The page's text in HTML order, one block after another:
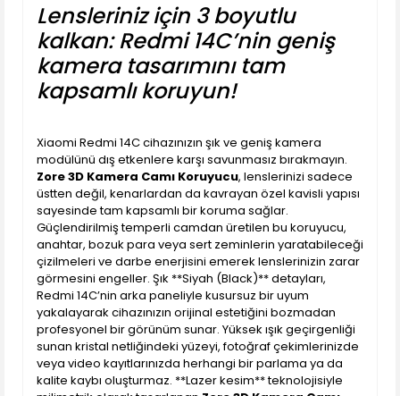
Lensleriniz için 3 boyutlu
kalkan: Redmi 14C’nin geniş
kamera tasarımını tam
kapsamlı koruyun!
Xiaomi Redmi 14C cihazınızın şık ve geniş kamera
modülünü dış etkenlere karşı savunmasız bırakmayın.
Zore 3D Kamera Camı Koruyucu, lenslerinizi sadece
üstten değil, kenarlardan da kavrayan özel kavisli yapısı
sayesinde tam kapsamlı bir koruma sağlar.
Güçlendirilmiş temperli camdan üretilen bu koruyucu,
anahtar, bozuk para veya sert zeminlerin yaratabileceği
çizilmeleri ve darbe enerjisini emerek lenslerinizin zarar
görmesini engeller. Şık **Siyah (Black)** detayları,
Redmi 14C’nin arka paneliyle kusursuz bir uyum
yakalayarak cihazınızın orijinal estetiğini bozmadan
profesyonel bir görünüm sunar. Yüksek ışık geçirgenliği
sunan kristal netliğindeki yüzeyi, fotoğraf çekimlerinizde
veya video kayıtlarınızda herhangi bir parlama ya da
kalite kaybı oluşturmaz. **Lazer kesim** teknolojisiyle